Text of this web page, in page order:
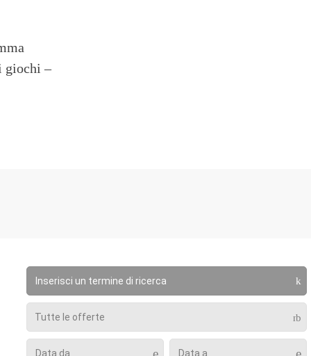
giochi –
m
k
m
Tutte le offerte b